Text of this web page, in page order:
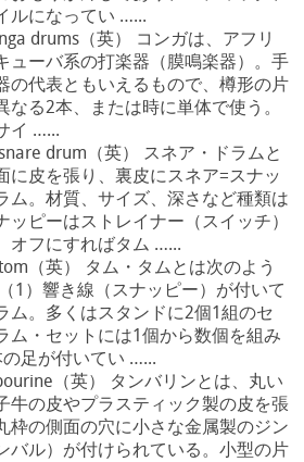
ルになってい …...
drums（英） コンガは、アフリ
ューバ系の打楽器（膜鳴楽器）。手
の代表ともいえるもので、樽形の片
なる2本、または時に単体で使う。
イ …...
drum（英） スネア・ドラムと
に皮を張り、裏皮にスネア=スナッ
ム。材質、サイズ、深さなど種類は
ッピーはストレイナー（スイッチ）
オフにすればタム …...
（英） タム・タムとは次のよう
1）響き線（スナッピー）が付いて
ム。多くはスタンドに2個1組のセ
ム・セットには1個から数個を組み
足が付いてい …...
（英） タンバリンとは、丸い
牛の皮やプラスティック製の皮を張
枠の側面の穴に小さな金属製のジン
バル）が付けられている。小型の片